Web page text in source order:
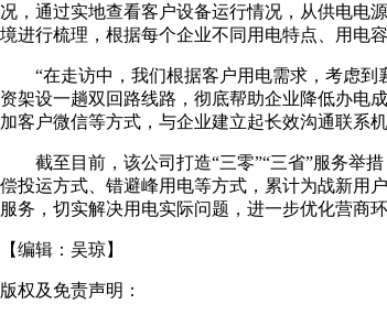
况，通过实地查看客户设备运行情况，从供电电
境进行梳理，根据每个企业不同用电特点、用电
“在走访中，我们根据客户用电需求，考虑到
资架设一趟双回路线路，彻底帮助企业降低办电
加客户微信等方式，与企业建立起长效沟通联系
截至目前，该公司打造“三零”“三省”服务举措
偿投运方式、错避峰用电等方式，累计为战新用
服务，切实解决用电实际问题，进一步优化营商
【编辑： 吴琼】
版权及免责声明：